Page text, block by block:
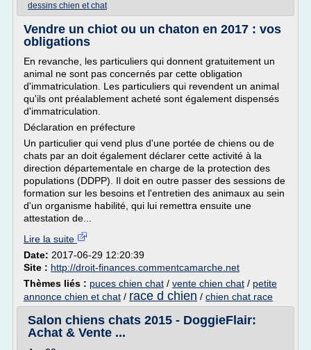
dessins chien et chat
Vendre un chiot ou un chaton en 2017 : vos
obligations
En revanche, les particuliers qui donnent gratuitement un
animal ne sont pas concernés par cette obligation
d'immatriculation. Les particuliers qui revendent un animal
qu'ils ont préalablement acheté sont également dispensés
d'immatriculation.
Déclaration en préfecture
Un particulier qui vend plus d'une portée de chiens ou de
chats par an doit également déclarer cette activité à la
direction départementale en charge de la protection des
populations (DDPP). Il doit en outre passer des sessions de
formation sur les besoins et l'entretien des animaux au sein
d'un organisme habilité, qui lui remettra ensuite une
attestation de...
Lire la suite
Date: 2017-06-29 12:20:39
Site : http://droit-finances.commentcamarche.net
Thèmes liés : puces chien chat / vente chien chat / petite
annonce chien et chat / race d chien / chien chat race
Salon chiens chats 2015 - DoggieFlair:
Achat & Vente ...